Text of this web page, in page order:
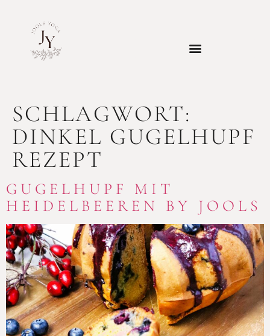
SCHLAGWORT:
DINKEL GUGELHUPF
REZEPT
GUGELHUPF MIT
HEIDELBEEREN BY JOOLS